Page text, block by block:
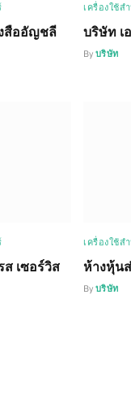
สืออัญชลี
เครื่องใช้ส
บริษัท เ
By บริษัท
เซอร์วิส
เครื่องใช้ส
ห้างหุ้น
By บริษัท